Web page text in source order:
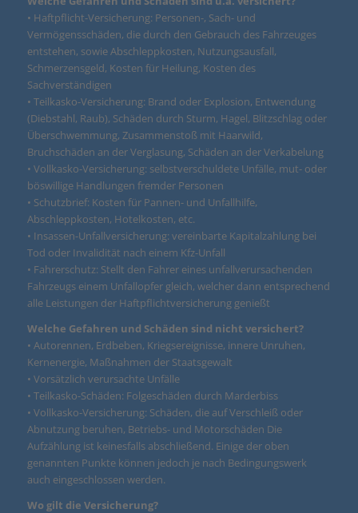
• Haftpflicht-Versicherung: Personen-, Sach- und
Vermögensschäden, die durch den Gebrauch des Fahrzeuges
entstehen, sowie Abschleppkosten, Nutzungsausfall,
Schmerzensgeld, Kosten für Heilung, Kosten des
Sachverständigen
• Teilkasko-Versicherung: Brand oder Explosion, Entwendung
(Diebstahl, Raub), Schäden durch Sturm, Hagel, Blitzschlag oder
Überschwemmung, Zusammenstoß mit Haarwild,
Bruchschäden an der Verglasung, Schäden an der Verkabelung
• Vollkasko-Versicherung: selbstverschuldete Unfälle, mut- oder
böswillige Handlungen fremder Personen
• Schutzbrief: Kosten für Pannen- und Unfallhilfe,
Abschleppkosten, Hotelkosten, etc.
• Insassen-Unfallversicherung: vereinbarte Kapitalzahlung bei
Tod oder Invalidität nach einem Kfz-Unfall
• Fahrerschutz: Stellt den Fahrer eines unfallverursachenden
Fahrzeugs einem Unfallopfer gleich, welcher dann entsprechend
alle Leistungen der Haftpflichtversicherung genießt
Welche Gefahren und Schäden sind nicht versichert?
• Autorennen, Erdbeben, Kriegsereignisse, innere Unruhen,
Kernenergie, Maßnahmen der Staatsgewalt
• Vorsätzlich verursachte Unfälle
• Teilkasko-Schäden: Folgeschäden durch Marderbiss
• Vollkasko-Versicherung: Schäden, die auf Verschleiß oder
Abnutzung beruhen, Betriebs- und Motorschäden Die
Aufzählung ist keinesfalls abschließend. Einige der oben
genannten Punkte können jedoch je nach Bedingungswerk
auch eingeschlossen werden.
Wo gilt die Versicherung?